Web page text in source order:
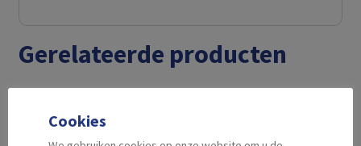
Gerelateerde producten
Cookies